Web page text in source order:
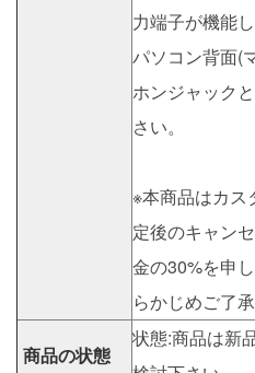
力端子が機能
パソコン背面(
ホンジャック
さい。
※本商品はカス
定後のキャン
金の30%を申
らかじめご了承
商品の状態
状態:商品は新